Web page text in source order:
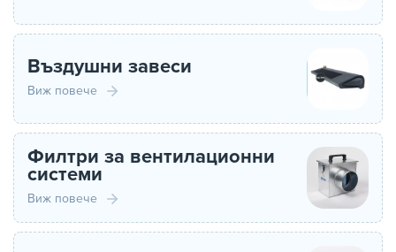
Въздушни завеси
Виж повече
Филтри за вентилационни
системи
Виж повече